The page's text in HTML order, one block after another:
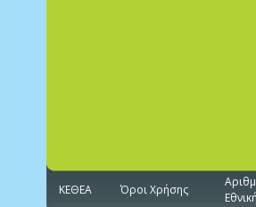
ΚΕΘΕΑ Όροι Χρήσης